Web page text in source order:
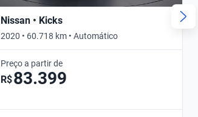
Nissan • Kicks
2020 • 60.718 km • Automático
Preço a partir de
R$83.399